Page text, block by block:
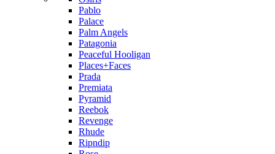
Pablo
Palace
Palm Angels
Patagonia
Peaceful Hooligan
Places+Faces
Prada
Premiata
Pyramid
Reebok
Revenge
Rhude
Ripndip